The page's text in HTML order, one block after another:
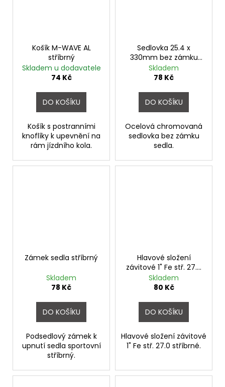
Košík M-WAVE AL
stříbrný
Skladem u dodavatele
74 Kč
DO KOŠÍKU
Košík s postranními
knoflíky k upevnění na
rám jízdního kola.
Sedlovka 25.4 x
330mm bez zámku
chromovaná
Skladem
78 Kč
DO KOŠÍKU
Ocelová chromovaná
sedlovka bez zámku
sedla.
Zámek sedla stříbrný
Skladem
78 Kč
DO KOŠÍKU
Podsedlový zámek k
upnutí sedla sportovní
stříbrný.
Hlavové složení
závitové 1" Fe stř. 27.0
stříbrné
Skladem
80 Kč
DO KOŠÍKU
Hlavové složení závitové
1" Fe stř. 27.0 stříbrné.